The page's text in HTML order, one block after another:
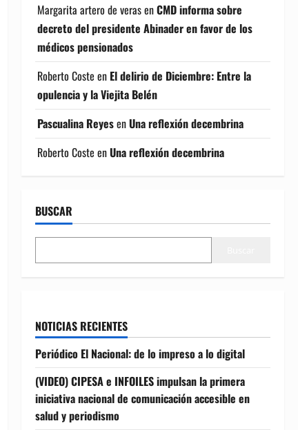
Margarita artero de verasenCMD informa sobre
decreto del presidente Abinader en favor de los
médicos pensionados
Roberto Coste en El delirio de Diciembre: Entre la
opulencia y la Viejita Belén
Pascualina ReyesenUna reflexión decembrina
Roberto Coste enUna reflexión decembrina
BUSCAR
NOTICIAS RECIENTES
Periódico El Nacional: de lo impreso a lo digital
(VIDEO) CIPESA e INFOILES impulsan la primera
iniciativa nacional de comunicación accesible en
salud y periodismo